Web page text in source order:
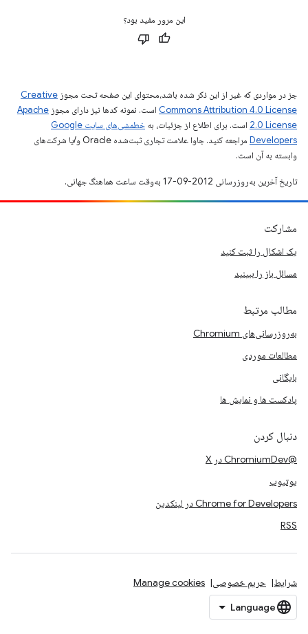
این مرور مفید بود؟
جز در مواردی که غیر از این ذکر شده باشد،‌محتوای این صفحه تحت مجوز Creative
Commons Attribution 4.0 License است. نمونه کدها نیز دارای مجوز Apache
2.0 License است. برای اطلاع از جزئیات، به
خطمشی‌های سایت Google
Developers‏
مراجعه کنید. جاوا علامت تجاری ثبت‌شده Oracle و/یا شرکت‌های
وابسته به آن است.
تاریخ آخرین به‌روزرسانی 2012-09-17 به‌وقت ساعت هماهنگ جهانی.
مشارکت
یک اشکال را ثبت کنید
مسائل باز را ببینید
مطالب مرتبط
به‌روزرسانی‌های Chromium
مطالعات موردی
بایگانی
پادکست ها و نمایش ها
دنبال کردن
@ChromiumDev در X
یوتیوب
Chrome for Developers در لینکدین
RSS
شرایط حریم خصوصی Manage cookies